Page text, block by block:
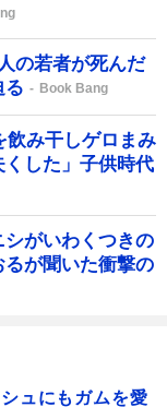
の若者が死んだ
る
Book Bang
飲み干しゲロまみ
した」子供時代
がいわくつきの
が聞いた衝撃の
ュにもガムを愛